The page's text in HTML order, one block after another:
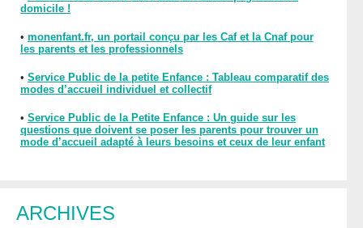
domicile !
• monenfant.fr, un portail conçu par les Caf et la Cnaf pour
les parents et les professionnels
• Service Public de la petite Enfance : Tableau comparatif des
modes d’accueil individuel et collectif
• Service Public de la Petite Enfance : Un guide sur les
questions que doivent se poser les parents pour trouver un
mode d’accueil adapté à leurs besoins et ceux de leur enfant
ARCHIVES